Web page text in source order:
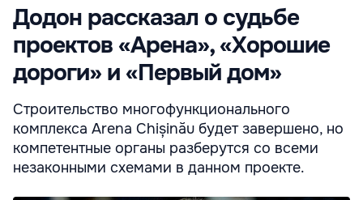
Додон рассказал о судьбе
проектов «Арена», «Хорошие
дороги» и «Первый дом»
Строительство многофункционального
комплекса Arena Chișinău будет завершено, но
компетентные органы разберутся со всеми
незаконными схемами в данном проекте.